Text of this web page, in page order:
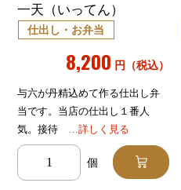
一天（いってん）
仕出し・お弁当
8,200 円（税込）
与六が丹精込めて作る仕出し弁
当です。当店の仕出し１番人
気。接待 …詳しく見る